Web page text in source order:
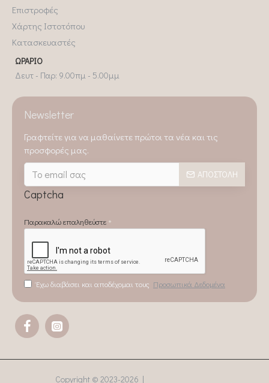
Επιστροφές
Χάρτης Ιστοτόπου
Κατασκευαστές
ΩΡΆΡΙΟ
Δευτ - Παρ: 9.00πμ - 5.00μμ
Newsletter
Γραφτείτε για να μαθαίνετε πρώτοι τα νέα και τις
προσφορές μας.
ΑΠΟΣΤΟΛΉ
Captcha
Παρακαλώ επαληθεύστε
Έχω διαβάσει και αποδέχομαι τους Προσωπικά Δεδομένα
Copyright © 2023-2026 |